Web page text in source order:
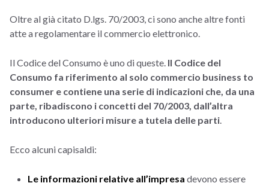
Oltre al già citato D.lgs. 70/2003, ci sono anche altre fonti
atte a regolamentare il commercio elettronico.
Il Codice del Consumo è uno di queste. Il Codice del
Consumo fa riferimento al solo commercio business to
consumer e contiene una serie di indicazioni che, da una
parte, ribadiscono i concetti del 70/2003, dall’altra
introducono ulteriori misure a tutela delle parti
Ecco alcuni capisaldi:
Le informazioni relative all’impresa devono essere